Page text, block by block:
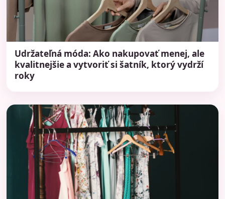
Udržateľná móda: Ako nakupovať menej, ale
kvalitnejšie a vytvoriť si šatník, ktorý vydrží
roky